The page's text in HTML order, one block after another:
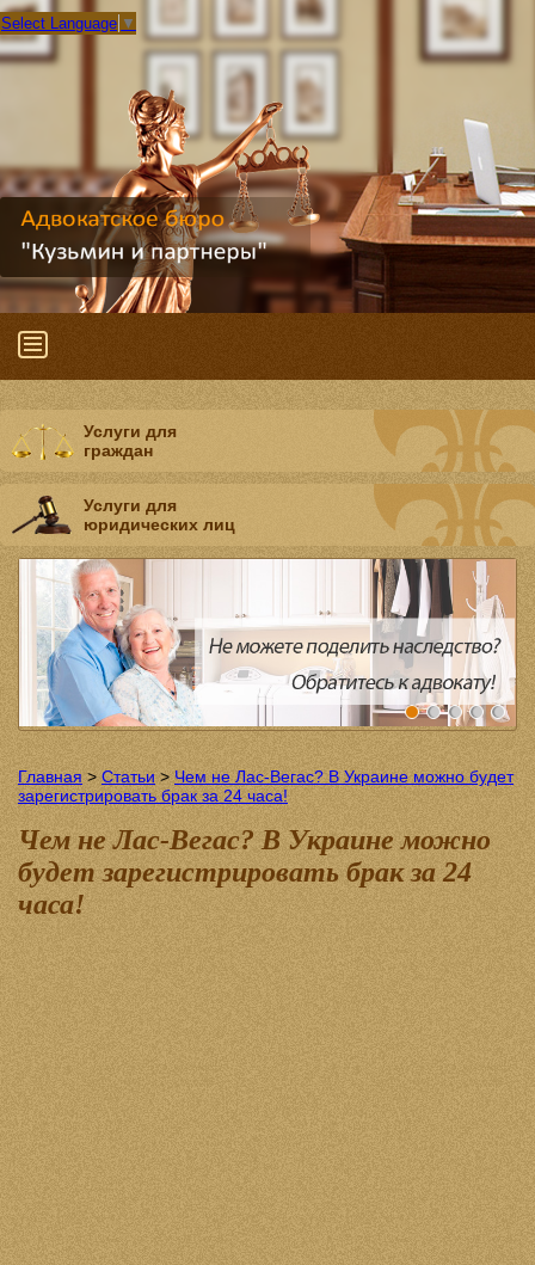
Select Language ▼
Главная > Статьи>Чем не Лас-Вегас? В Украине можно будет
зарегистрировать брак за 24 часа!
Чем не Лас-Вегас? В Украине можно
будет зарегистрировать брак за 24
часа!
Услуги для
граждан
Услуги для
юридических лиц